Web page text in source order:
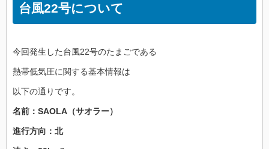
台風22号について
今回発生した台風22号のたまごである
熱帯低気圧に関する基本情報は
以下の通りです。
名前：SAOLA（サオラー）
進行方向：北